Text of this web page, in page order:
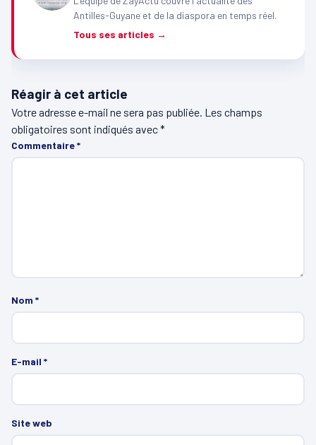
Antilles-Guyane et de la diaspora en temps réel.
Tous ses articles →
Réagir à cet article
Votre adresse e-mail ne sera pas publiée. Les champs
obligatoires sont indiqués avec*
Commentaire*
Nom *
E-mail *
Site web